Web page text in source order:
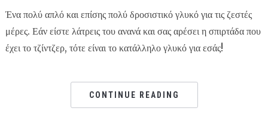
Ένα πολύ απλό και επίσης πολύ δροσιστικό γλυκό για τις ζεστές
μέρες. Εάν είστε λάτρεις του ανανά και σας αρέσει η σπιρτάδα που
έχει το τζίντζερ, τότε είναι το κατάλληλο γλυκό για εσάς!
CONTINUE READING